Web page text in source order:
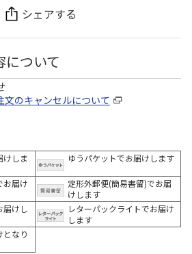
シェアする
について
文のキャンセルについて
けしま
ゆうパケットでお届けします
お届け
定形外郵便(簡易書留)でお届
けします
届けし
レターパックライトでお届け
します
となり